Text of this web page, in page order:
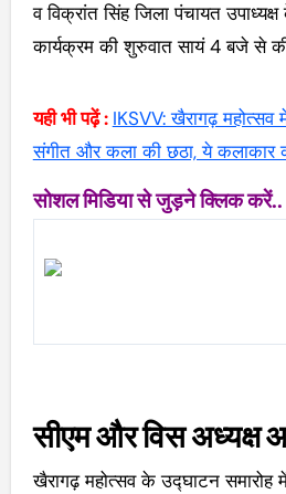
व विक्रांत सिंह जिला पंचायत
कार्यक्रम की शुरुवात सायं 4 बजे से
यही भी पढ़ें : IKSVV: खैरागढ़ महोत्सव
संगीत और कला की छठा, ये कलाकार
सोशल मिडिया से जुड़ने क्लिक करें..
सीएम और विस अध्यक्ष
खैरागढ़ महोत्सव के उद्घाटन समारोह